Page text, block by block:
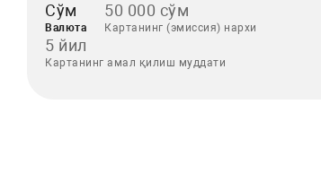
Сўм
Валюта
50 000 сўм
Картанинг (эмиссия) нархи
5 йил
Картанинг амал қилиш муддати